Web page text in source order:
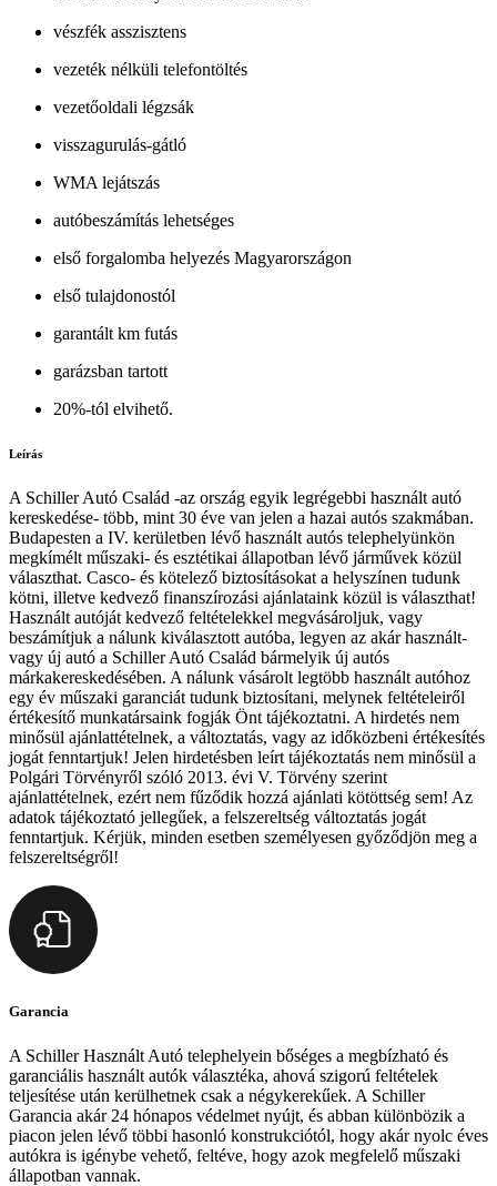
vészfék asszisztens
vezeték nélküli telefontöltés
vezetőoldali légzsák
visszagurulás-gátló
WMA lejátszás
autóbeszámítás lehetséges
első forgalomba helyezés Magyarországon
első tulajdonostól
garantált km futás
garázsban tartott
20%-tól elvihető.
Leírás
A Schiller Autó Család -az ország egyik legrégebbi használt autó
kereskedése- több, mint 30 éve van jelen a hazai autós szakmában.
Budapesten a IV. kerületben lévő használt autós telephelyünkön
megkímélt műszaki- és esztétikai állapotban lévő járművek közül
választhat. Casco- és kötelező biztosításokat a helyszínen tudunk
kötni, illetve kedvező finanszírozási ajánlataink közül is választhat!
Használt autóját kedvező feltételekkel megvásároljuk, vagy
beszámítjuk a nálunk kiválasztott autóba, legyen az akár használt-
vagy új autó a Schiller Autó Család bármelyik új autós
márkakereskedésében. A nálunk vásárolt legtöbb használt autóhoz
egy év műszaki garanciát tudunk biztosítani, melynek feltételeiről
értékesítő munkatársaink fogják Önt tájékoztatni. A hirdetés nem
minősül ajánlattételnek, a változtatás, vagy az időközbeni értékesítés
jogát fenntartjuk! Jelen hirdetésben leírt tájékoztatás nem minősül a
Polgári Törvényről szóló 2013. évi V. Törvény szerint
ajánlattételnek, ezért nem fűződik hozzá ajánlati kötöttség sem! Az
adatok tájékoztató jellegűek, a felszereltség változtatás jogát
fenntartjuk. Kérjük, minden esetben személyesen győződjön meg a
felszereltségről!
Garancia
A Schiller Használt Autó telephelyein bőséges a megbízható és
garanciális használt autók választéka, ahová szigorú feltételek
teljesítése után kerülhetnek csak a négykerekűek. A Schiller
Garancia akár 24 hónapos védelmet nyújt, és abban különbözik a
piacon jelen lévő többi hasonló konstrukciótól, hogy akár nyolc éves
autókra is igénybe vehető, feltéve, hogy azok megfelelő műszaki
állapotban vannak.